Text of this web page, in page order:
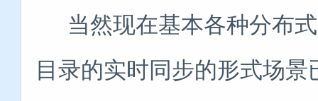
当然现在基本各种分布式
目录的实时同步的形式场